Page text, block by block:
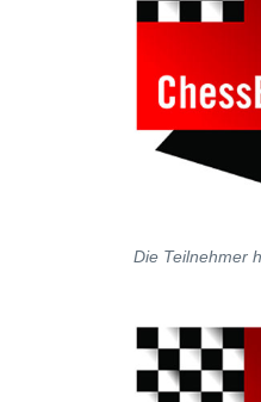
Die Teilnehmer